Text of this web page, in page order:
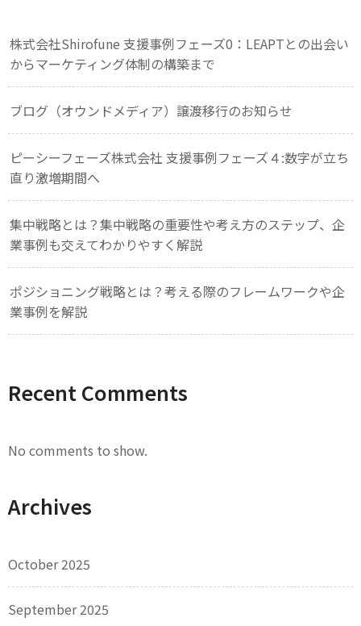
株式会社Shirofune 支援事例フェーズ0：LEAPTとの出会い
からマーケティング体制の構築まで
ブログ（オウンドメディア）譲渡移行のお知らせ
ピーシーフェーズ株式会社 支援事例フェーズ４:数字が立ち
直り激増期間へ
集中戦略とは？集中戦略の重要性や考え方のステップ、企
業事例も交えてわかりやすく解説
ポジショニング戦略とは？考える際のフレームワークや企
業事例を解説
Recent Comments
No comments to show.
Archives
October 2025
September 2025